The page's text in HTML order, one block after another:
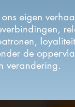
eigen
de
verandering.